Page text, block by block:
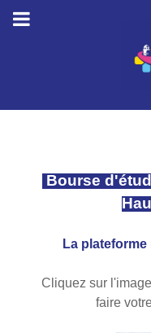
Bourse
La
Cliquez sur
faire